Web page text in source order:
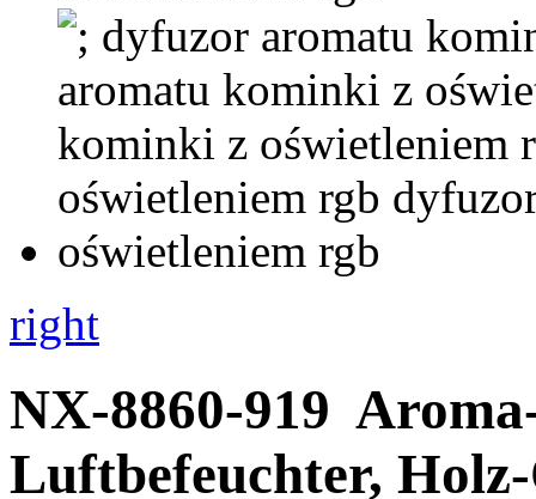
right
NX-8860-919
Luftbefeuchter,